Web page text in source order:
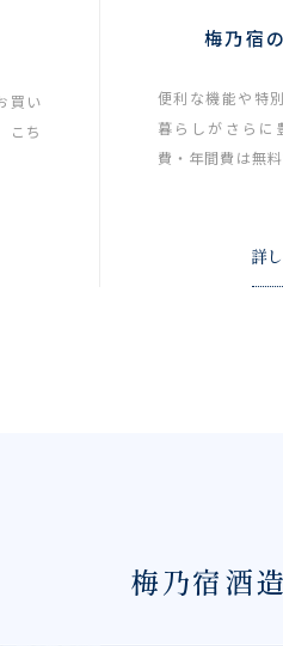
買い
こち
梅乃宿
便利な機能や特
暮らしがさらに
費・年間費は無
詳
梅乃宿酒